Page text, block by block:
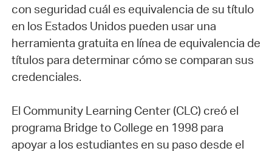
con seguridad cuál es equivalencia de su título
en los Estados Unidos pueden usar una
herramienta gratuita en línea de equivalencia de
títulos para determinar cómo se comparan sus
credenciales.
El Community Learning Center (CLC) creó el
programa Bridge to College en 1998 para
apoyar a los estudiantes en su paso desde el